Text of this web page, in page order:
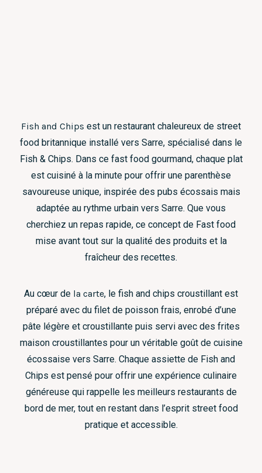
Fish and Chips est un restaurant chaleureux de street
food britannique installé vers Sarre, spécialisé dans le
Fish & Chips. Dans ce fast food gourmand, chaque plat
est cuisiné à la minute pour offrir une parenthèse
savoureuse unique, inspirée des pubs écossais mais
adaptée au rythme urbain vers Sarre. Que vous
cherchiez un repas rapide, ce concept de Fast food
mise avant tout sur la qualité des produits et la
fraîcheur des recettes.
Au cœur de la carte, le fish and chips croustillant est
préparé avec du filet de poisson frais, enrobé d’une
pâte légère et croustillante puis servi avec des frites
maison croustillantes pour un véritable goût de cuisine
écossaise vers Sarre. Chaque assiette de Fish and
Chips est pensé pour offrir une expérience culinaire
généreuse qui rappelle les meilleurs restaurants de
bord de mer, tout en restant dans l’esprit street food
pratique et accessible.